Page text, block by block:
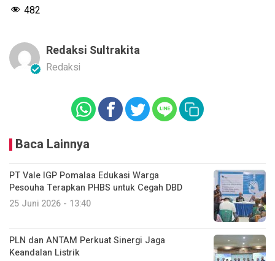
482
Redaksi Sultrakita
Redaksi
Baca Lainnya
PT Vale IGP Pomalaa Edukasi Warga
Pesouha Terapkan PHBS untuk Cegah DBD
25 Juni 2026 - 13:40
PLN dan ANTAM Perkuat Sinergi Jaga
Keandalan Listrik